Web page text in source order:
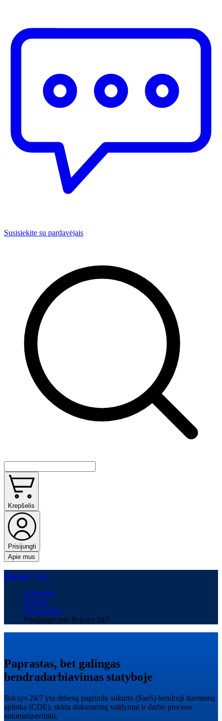
Susisiekite su pardavėjais
Krepšelis
Prisijungti
Apie mus
Bricsys® 24/7
Apžvalga
Pradžia
Programėlės
Prisijungti prie Bricsys 24/7
Paprastas, bet galingas
bendradarbiavimas statyboje
Bricsys 24/7 yra debesų pagrindu sukurta (SaaS) bendroji duomenų
aplinka (CDE), skirta dokumentų valdymui ir darbo proceso
automatizavimui.